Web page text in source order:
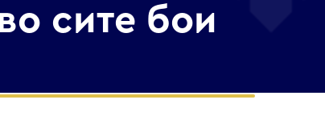
сите бои